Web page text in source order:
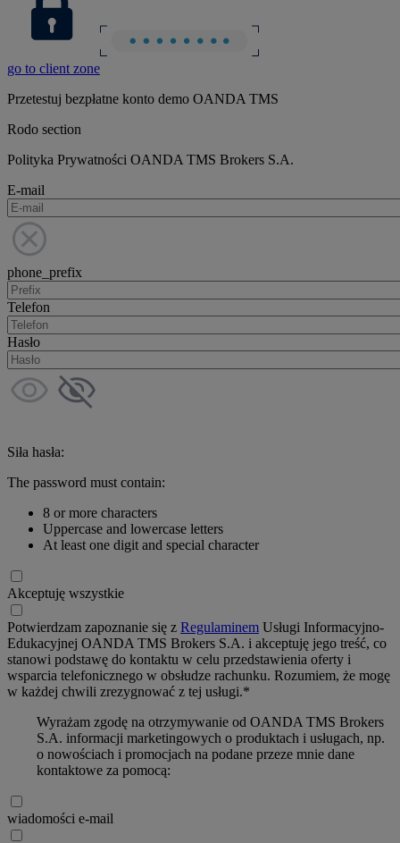
go to client zone
Przetestuj bezpłatne konto demo OANDA TMS
Rodo section
Polityka Prywatności OANDA TMS Brokers S.A.
E-mail
phone_prefix
Telefon
Hasło
Siła hasła:
The password must contain:
8 or more characters
Uppercase and lowercase letters
At least one digit and special character
Akceptuję wszystkie
Potwierdzam zapoznanie się z Regulaminem Usługi Informacyjno-
Edukacyjnej OANDA TMS Brokers S.A. i akceptuję jego treść, co
stanowi podstawę do kontaktu w celu przedstawienia oferty i
wsparcia telefonicznego w obsłudze rachunku. Rozumiem, że mogę
w każdej chwili zrezygnować z tej usługi.*
Wyrażam zgodę na otrzymywanie od OANDA TMS Brokers
S.A. informacji marketingowych o produktach i usługach, np.
o nowościach i promocjach na podane przeze mnie dane
kontaktowe za pomocą:
wiadomości e-mail